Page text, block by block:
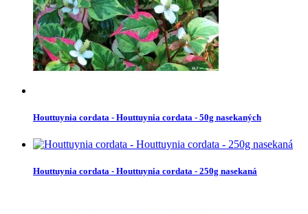
Houttuynia cordata - Houttuynia cordata - 50g nasekaných
Houttuynia cordata - Houttuynia cordata - 250g nasekaná